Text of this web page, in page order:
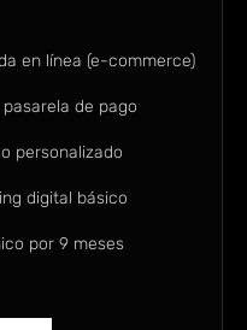
en línea (e-commerce)
de pago
personalizado
digital básico
por 9 meses